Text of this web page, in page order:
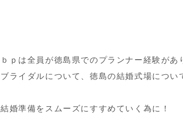
ｂｐは全員が徳島県でのプランナー経験があ
ブライダルについて、徳島の結婚式場につい
結婚準備をスムーズにすすめていく為に！